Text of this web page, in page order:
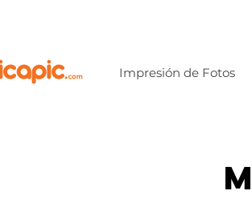
Impresión de Fotos